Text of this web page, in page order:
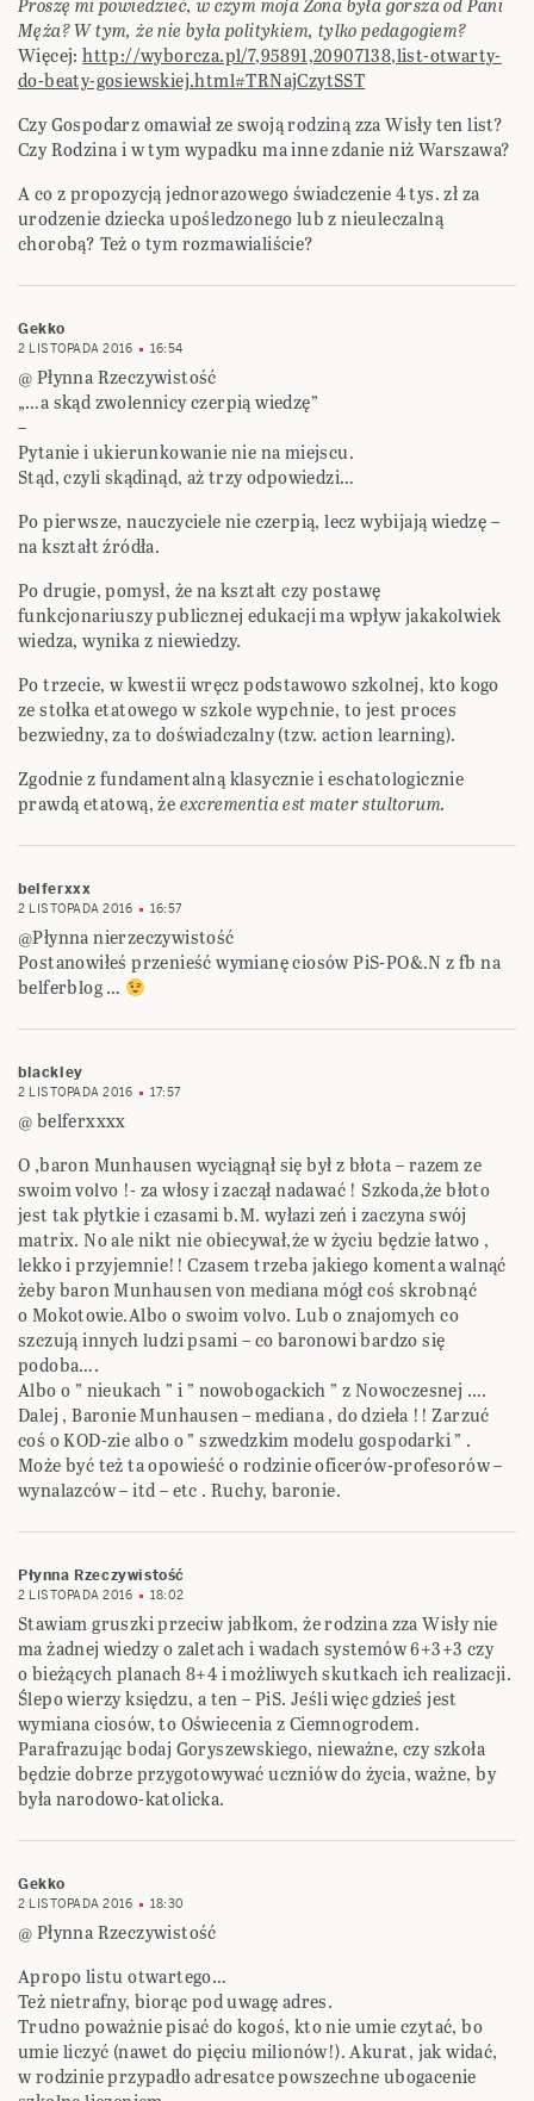
Proszę mi powiedzieć, w czym moja Żona była gorsza od Pani
Męża? W tym, że nie była politykiem, tylko pedagogiem?
Więcej:http://wyborcza.pl/7,95891,20907138,list-otwarty-
do-beaty-gosiewskiej.html#TRNajCzytSST
Czy Gospodarz omawiał ze swoją rodziną zza Wisły ten list?
Czy Rodzina i w tym wypadku ma inne zdanie niż Warszawa?
A co z propozycją jednorazowego świadczenie 4 tys. zł za
urodzenie dziecka upośledzonego lub z nieuleczalną
chorobą? Też o tym rozmawialiście?
Gekko
2 LISTOPADA 2016 16:54
@ Płynna Rzeczywistość
„…a skąd zwolennicy czerpią wiedzę”
–
Pytanie i ukierunkowanie nie na miejscu.
Stąd, czyli skądinąd, aż trzy odpowiedzi…
Po pierwsze, nauczyciele nie czerpią, lecz wybijają wiedzę –
na kształt źródła.
Po drugie, pomysł, że na kształt czy postawę
funkcjonariuszy publicznej edukacji ma wpływ jakakolwiek
wiedza, wynika z niewiedzy.
Po trzecie, w kwestii wręcz podstawowo szkolnej, kto kogo
ze stołka etatowego w szkole wypchnie, to jest proces
bezwiedny, za to doświadczalny (tzw. action learning).
Zgodnie z fundamentalną klasycznie i eschatologicznie
prawdą etatową, żeexcrementia est mater stultorum.
belferxxx
2 LISTOPADA 2016 16:57
@Płynna nierzeczywistość
Postanowiłeś przenieść wymianę ciosów PiS-PO&.N z fb na
belferblog …
blackley
2 LISTOPADA 2016 17:57
@ belferxxxx
O ,baron Munhausen wyciągnął się był z błota – razem ze
swoim volvo !- za włosy i zaczął nadawać ! Szkoda,że błoto
jest tak płytkie i czasami b.M. wyłazi zeń i zaczyna swój
matrix. No ale nikt nie obiecywał,że w życiu będzie łatwo ,
lekko i przyjemnie!! Czasem trzeba jakiego komenta walnąć
żeby baron Munhausen von mediana mógł coś skrobnąć
o Mokotowie.Albo o swoim volvo. Lub o znajomych co
szczują innych ludzi psami – co baronowi bardzo się
podoba….
Albo o ” nieukach ” i ” nowobogackich ” z Nowoczesnej ….
Dalej , Baronie Munhausen – mediana , do dzieła !! Zarzuć
coś o KOD-zie albo o ” szwedzkim modelu gospodarki ” .
Może być też ta opowieść o rodzinie oficerów-profesorów –
wynalazców – itd – etc . Ruchy, baronie.
Płynna Rzeczywistość
2 LISTOPADA 2016 18:02
Stawiam gruszki przeciw jabłkom, że rodzina zza Wisły nie
ma żadnej wiedzy o zaletach i wadach systemów 6+3+3 czy
o bieżących planach 8+4 i możliwych skutkach ich realizacji.
Ślepo wierzy księdzu, a ten – PiS. Jeśli więc gdzieś jest
wymiana ciosów, to Oświecenia z Ciemnogrodem.
Parafrazując bodaj Goryszewskiego, nieważne, czy szkoła
będzie dobrze przygotowywać uczniów do życia, ważne, by
była narodowo-katolicka.
Gekko
2 LISTOPADA 2016 18:30
@ Płynna Rzeczywistość
Apropo listu otwartego…
Też nietrafny, biorąc pod uwagę adres.
Trudno poważnie pisać do kogoś, kto nie umie czytać, bo
umie liczyć (nawet do pięciu milionów!). Akurat, jak widać,
w rodzinie przypadło adresatce powszechne ubogacenie